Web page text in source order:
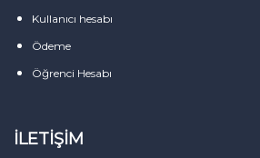
Kullanıcı hesabı
Ödeme
Öğrenci Hesabı
İLETIŞIM